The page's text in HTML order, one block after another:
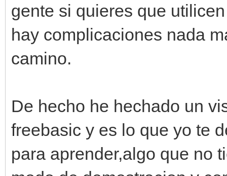
gente si quieres que
hay complicaciones nada
camino.
De hecho he hechado un
freebasic y es lo que yo te
para aprender,algo que no